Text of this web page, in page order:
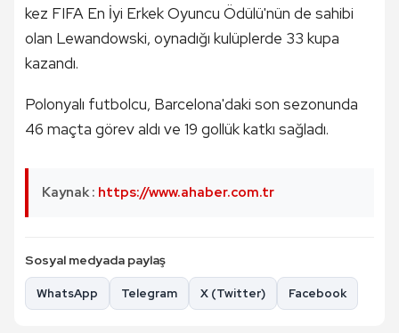
kez FIFA En İyi Erkek Oyuncu Ödülü'nün de sahibi
olan Lewandowski, oynadığı kulüplerde 33 kupa
kazandı.
Polonyalı futbolcu, Barcelona'daki son sezonunda
46 maçta görev aldı ve 19 gollük katkı sağladı.
Kaynak : https://www.ahaber.com.tr
Sosyal medyada paylaş
WhatsApp Telegram X (Twitter) Facebook